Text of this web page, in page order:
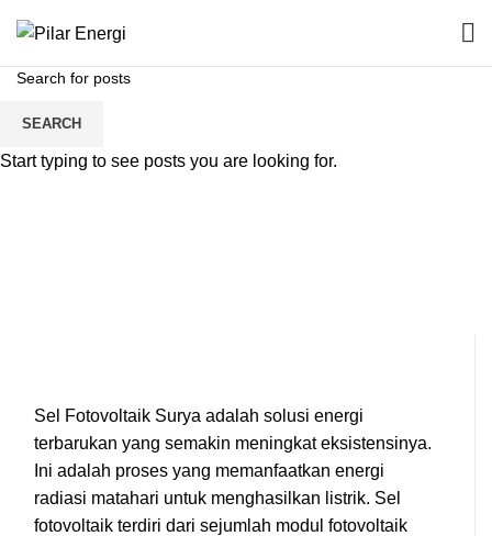
PHOTOVOLTAIC SOLAR
CELLS
Sel Fotovoltaik Surya adalah solusi energi
terbarukan yang semakin meningkat eksistensinya.
Ini adalah proses yang memanfaatkan energi
radiasi matahari untuk menghasilkan listrik. Sel
fotovoltaik terdiri dari sejumlah modul fotovoltaik
SEARCH
Start typing to see posts you are looking for.